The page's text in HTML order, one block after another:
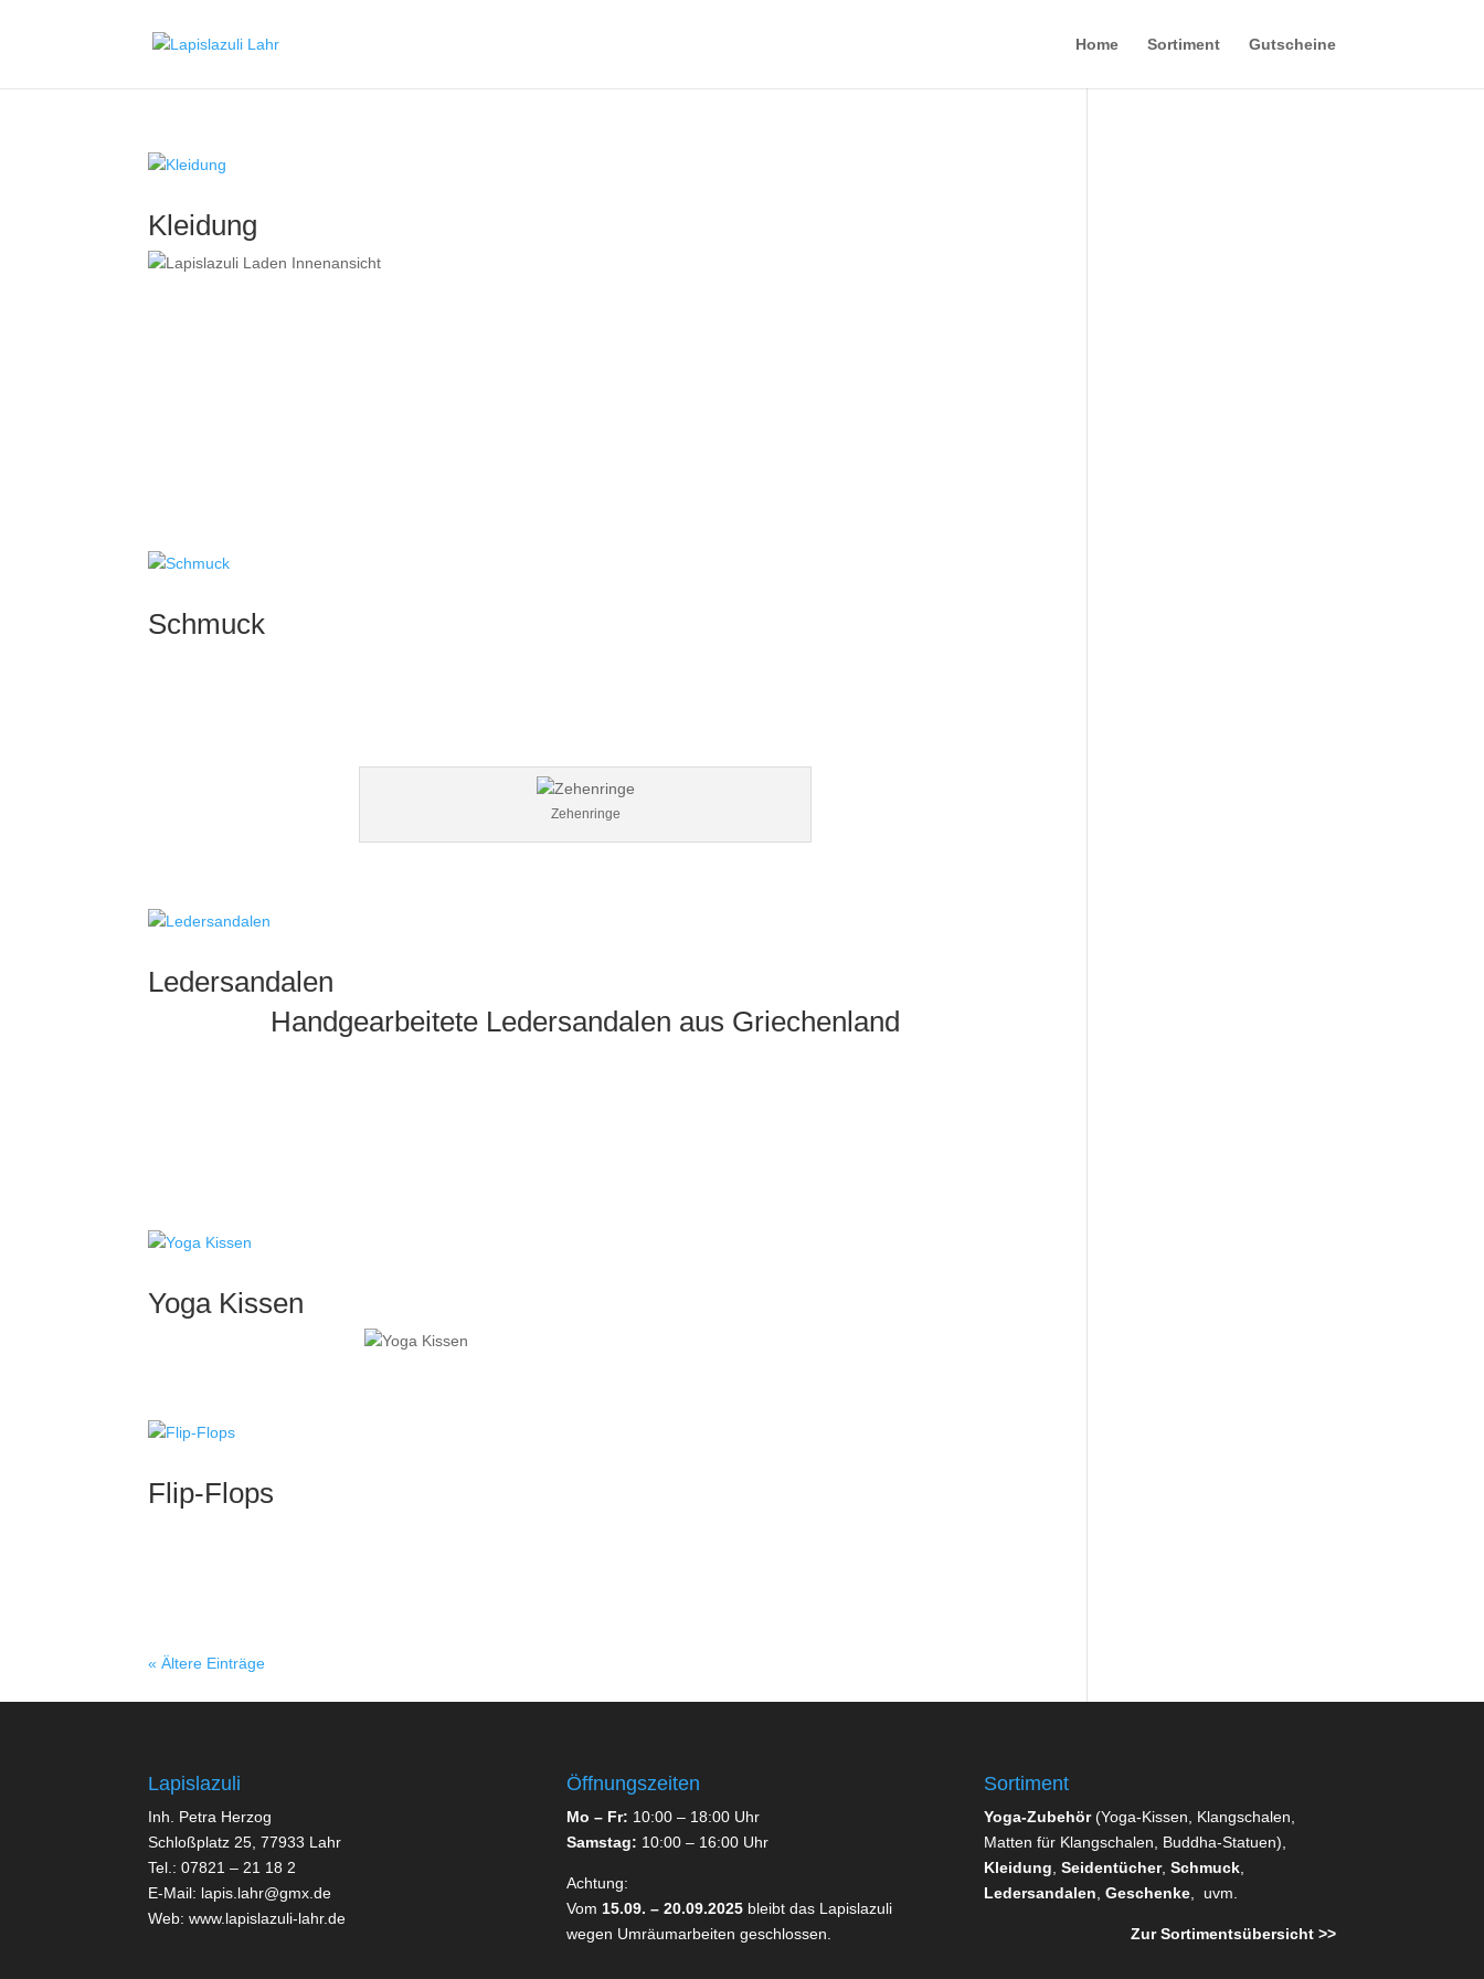
Home Sortiment Gutscheine
Kleidung
Schmuck
Zehenringe
Leder­sandalen
Handgearbeitete Ledersandalen aus Griechenland
Yoga Kissen
Flip-Flops
« Ältere Einträge
Lapislazuli
Inh. Petra Herzog
Schloßplatz 25, 77933 Lahr
Tel.: 07821 – 21 18 2
E-Mail: lapis.lahr@gmx.de
Web:www.lapislazuli-lahr.de
Öffnungszeiten
Mo –Fr: 10:00 – 18:00 Uhr
Samstag: 10:00 – 16:00 Uhr
Achtung:
Vom 15.09. – 20.09.2025bleibt das Lapislazuli
wegen Umräumarbeiten geschlossen.
Sortiment
Yoga-Zubehör(Yoga-Kissen, Klangschalen,
Matten für Klangschalen, Buddha-Statuen),
Kleidung Seidentücher, Schmuck,
Ledersandalen Geschenke, uvm.
Zur Sortimentsübersicht >>